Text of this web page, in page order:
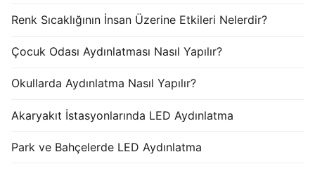
Renk Sıcaklığının İnsan Üzerine Etkileri Nelerdir?
Çocuk Odası Aydınlatması Nasıl Yapılır?
Okullarda Aydınlatma Nasıl Yapılır?
Akaryakıt İstasyonlarında LED Aydınlatma
Park ve Bahçelerde LED Aydınlatma